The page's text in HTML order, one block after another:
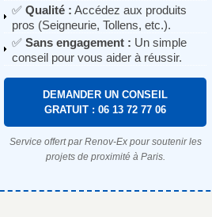
✅ Qualité : Accédez aux produits
pros (Seigneurie, Tollens, etc.).
✅ Sans engagement : Un simple
conseil pour vous aider à réussir.
DEMANDER UN CONSEIL
GRATUIT : 06 13 72 77 06
Service offert par Renov-Ex pour soutenir les
projets de proximité à Paris.